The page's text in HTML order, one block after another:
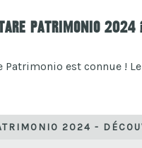
Patrimonio 2024
est connue ! Le
2024 -